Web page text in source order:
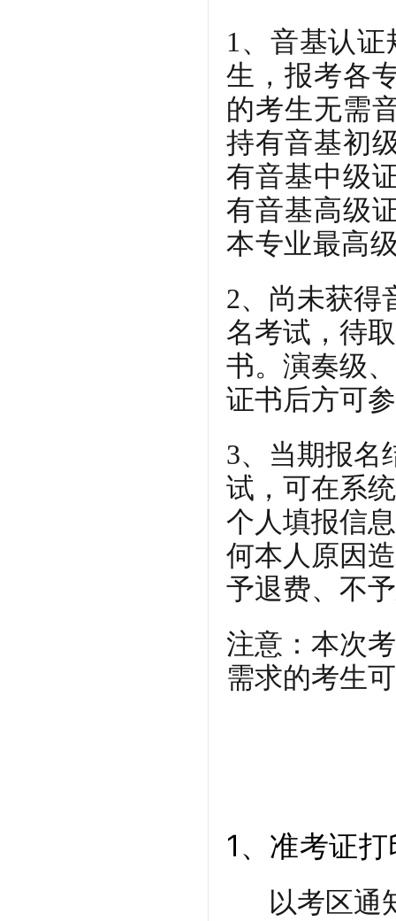
1、音基认
生，报考各
的考生无需
持有音基初
有音基中级
有音基高级
本专业最高
2、尚未获得
名考试，待
书。演奏级
证书后方可
3、当期报名
试，可在系
个人填报信
何本人原因
予退费、不
注意：本次
需求的考生
1、准考证
以考区通